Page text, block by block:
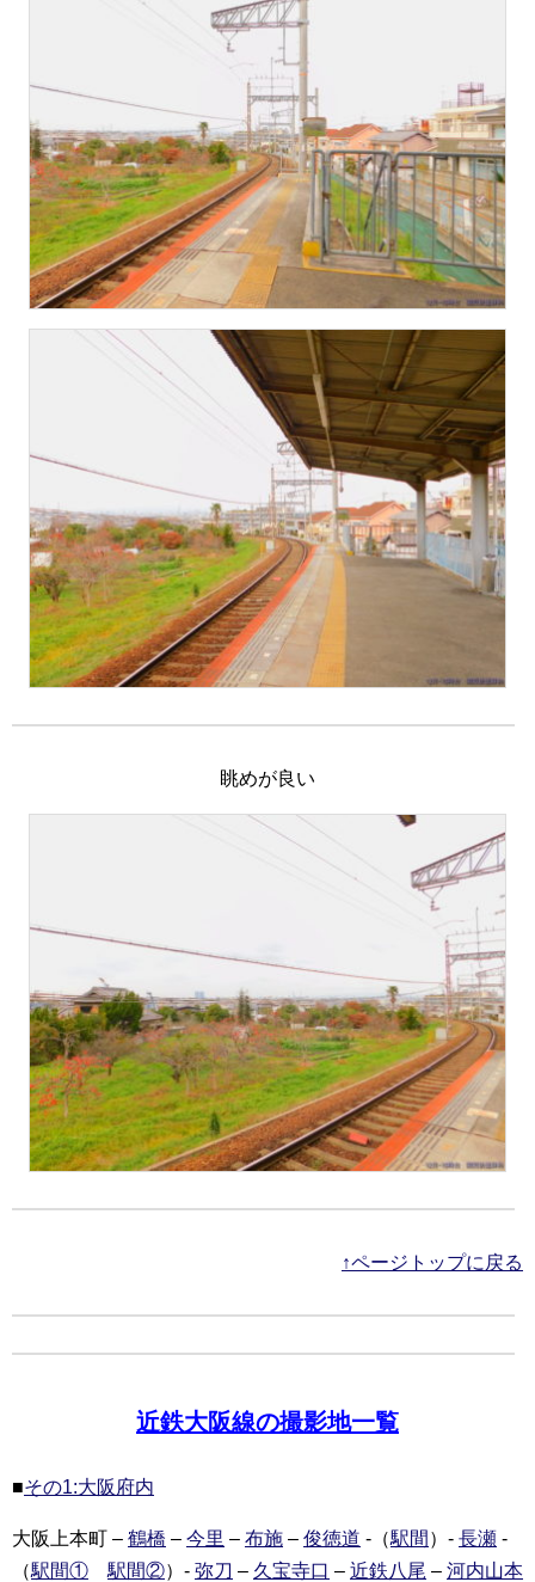
眺めが良い
↑ページトップに戻る
近鉄大阪線の撮影地一覧
■その1:大阪府内
大阪上本町 – 鶴橋 – 今里 – 布施 – 俊徳道 -（駅間 ）- 長瀬 -
（駅間① 駅間②）- 弥刀 – 久宝寺口 – 近鉄八尾 – 河内山本